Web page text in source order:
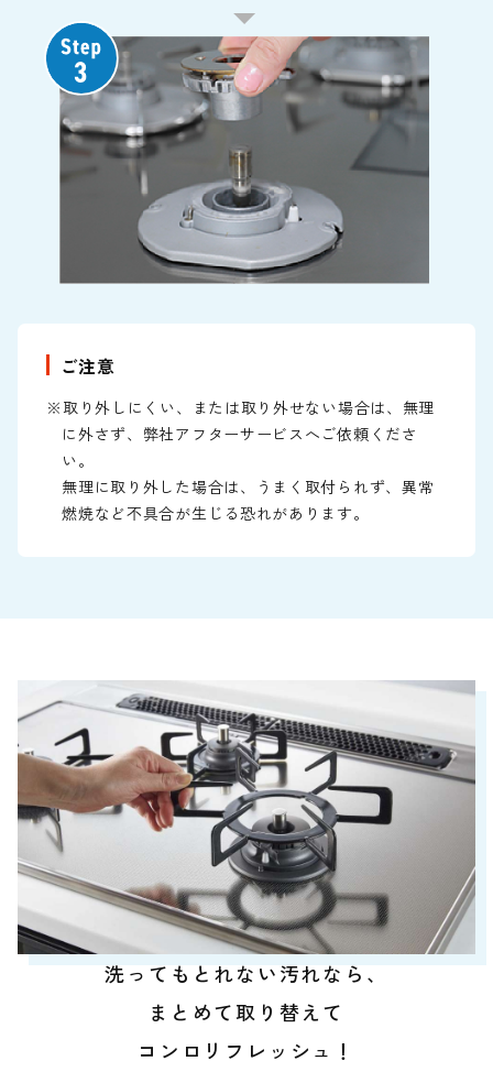
ご注意
※取り外しにくい、または取り外せない場合は、無理
に外さず、弊社アフターサービスへご依頼くださ
い。
無理に取り外した場合は、うまく取付られず、異常
燃焼など不具合が生じる恐れがあります。
洗ってもとれない汚れなら、
まとめて取り替えて
コンロリフレッシュ！